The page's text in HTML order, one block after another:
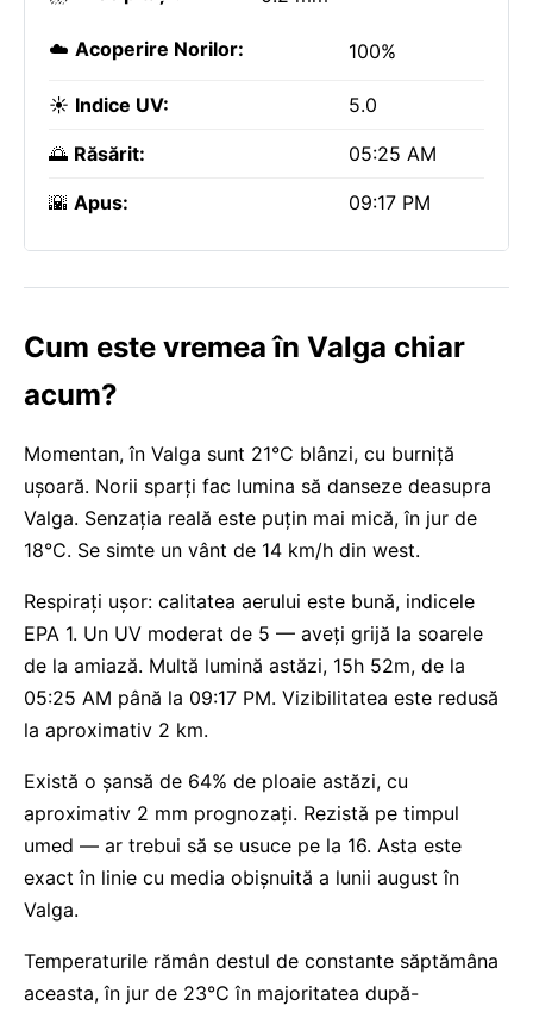
☁️ Acoperire Norilor: 100%
☀️ Indice UV: 5.0
🌅 Răsărit: 05:25 AM
🌇 Apus: 09:17 PM
Cum este vremea în Valga chiar
acum?
Momentan, în Valga sunt 21°C blânzi, cu burniță
uşoară. Norii sparți fac lumina să danseze deasupra
Valga. Senzația reală este puțin mai mică, în jur de
18°C. Se simte un vânt de 14 km/h din west.
Respirați ușor: calitatea aerului este bună, indicele
EPA 1. Un UV moderat de 5 — aveți grijă la soarele
de la amiază. Multă lumină astăzi, 15h 52m, de la
05:25 AM până la 09:17 PM. Vizibilitatea este redusă
la aproximativ 2 km.
Există o șansă de 64% de ploaie astăzi, cu
aproximativ 2 mm prognozați. Rezistă pe timpul
umed — ar trebui să se usuce pe la 16. Asta este
exact în linie cu media obișnuită a lunii august în
Valga.
Temperaturile rămân destul de constante săptămâna
aceasta, în jur de 23°C în majoritatea după-